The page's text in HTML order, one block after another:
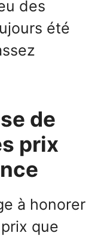
des
été
de
prix
à honorer
que